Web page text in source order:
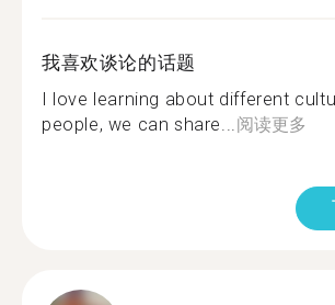
我喜欢谈论的话题
I love learning about different
people, we can share... 阅读更多